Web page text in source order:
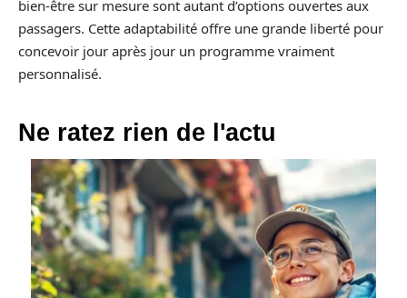
bien-être sur mesure sont autant d’options ouvertes aux
passagers. Cette adaptabilité offre une grande liberté pour
concevoir jour après jour un programme vraiment
personnalisé.
Ne ratez rien de l'actu